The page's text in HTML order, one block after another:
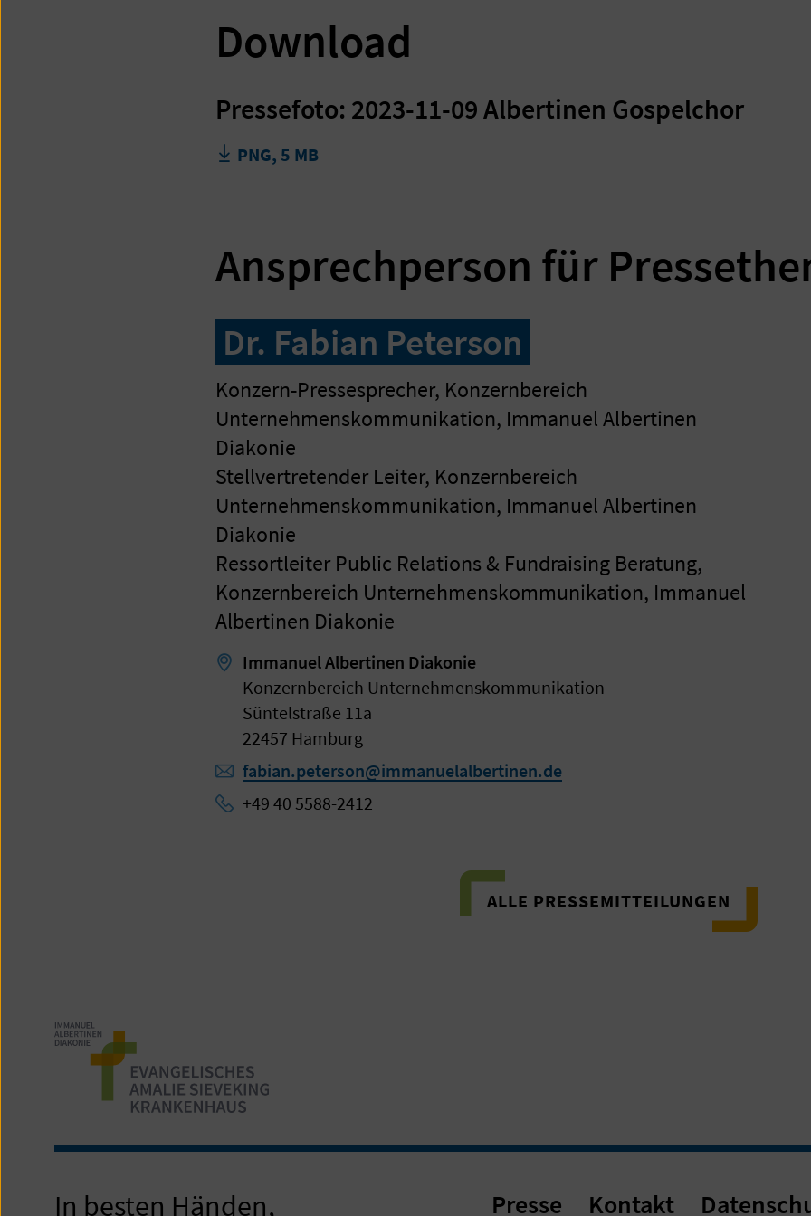
Download
Pressefoto: 2023-11-09 Albertinen Gospelchor
PNG, 5 MB
Ansprechperson für
Dr. Fabian Peterson
Konzern-Pressesprecher, Konzernbereich
Unternehmenskommunikation, Immanuel Albertinen
Diakonie
Stellvertretender Leiter, Konzernbereich
Unternehmenskommunikation, Immanuel Albertinen
Diakonie
Ressortleiter Public Relations & Fundraising Beratung,
Konzernbereich Unternehmenskommunikation, Immanuel
Albertinen Diakonie
Immanuel Albertinen Diakonie
Konzernbereich Unternehmenskommunikation
Süntelstraße 11a
22457 Hamburg
fabian.peterson@immanuelalbertinen.de
+49 40 5588-2412
ALLE PRESSEMITTEILUNGEN
In besten Händen, Presse Kontakt